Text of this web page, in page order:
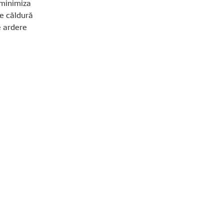
căldură
ardere